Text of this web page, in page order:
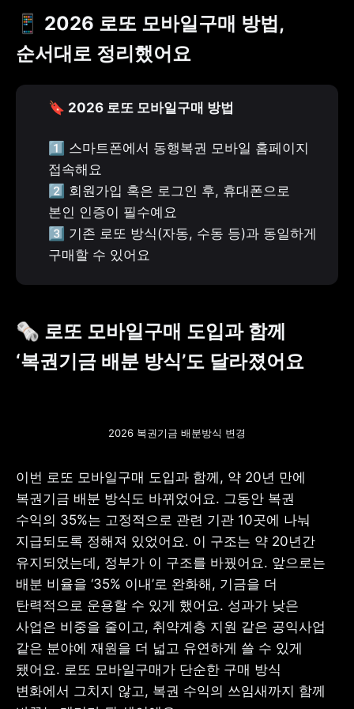
📱 2026 로또 모바일구매 방법,
순서대로 정리했어요
🔖 2026 로또 모바일구매 방법
1️⃣ 스마트폰에서 동행복권 모바일 홈페이지
접속해요
2️⃣ 회원가입 혹은 로그인 후, 휴대폰으로
본인 인증이 필수예요
3️⃣ 기존 로또 방식(자동, 수동 등)과 동일하게
구매할 수 있어요
🗞️ 로또 모바일구매 도입과 함께
‘복권기금 배분 방식’도 달라졌어요
2026 복권기금 배분방식 변경
이번 로또 모바일구매 도입과 함께, 약 20년 만에
복권기금 배분 방식도 바뀌었어요. 그동안 복권
수익의 35%는 고정적으로 관련 기관 10곳에 나눠
지급되도록 정해져 있었어요. 이 구조는 약 20년간
유지되었는데, 정부가 이 구조를 바꿨어요. 앞으로는
배분 비율을 ‘35% 이내’로 완화해, 기금을 더
탄력적으로 운용할 수 있게 했어요. 성과가 낮은
사업은 비중을 줄이고, 취약계층 지원 같은 공익사업
같은 분야에 재원을 더 넓고 유연하게 쓸 수 있게
됐어요. 로또 모바일구매가 단순한 구매 방식
변화에서 그치지 않고, 복권 수익의 쓰임새까지 함께